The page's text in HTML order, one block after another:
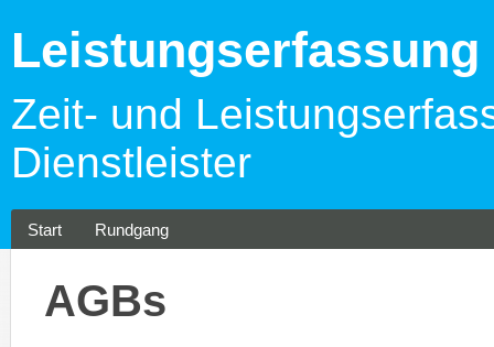
Leistungserfassung
Zeit- und
Dienstleister
Start Rundgang
AGBs